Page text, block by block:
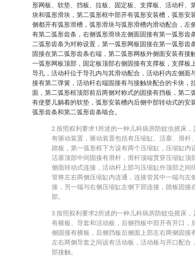
形网板、软垫、挡板、拉板、固定板、支撑板、活动杆、
块和弧形滑块，第二弧形框中部开有弧形安装槽，弧形安
侧都开有弧形滑槽，弧形滑块与弧形滑槽内滑动配合，左
有第二弧形齿条，右侧弧形滑块左侧面固接有第一弧形齿
二弧形齿条为对称设置，第一弧形网板固接在第一弧形齿
固接在第二弧形齿条右端，第二弧形网板外侧面安装有接
一弧形网板顶部，固定板顶部右侧固接有支撑板，支撑板
导孔，活动杆位于导孔内与其滑动配合，活动杆内左侧面
接有第二弹簧，活动杆右端固接有与接触块配合的卡块，
面，第二弧形框顶部前后两侧对称式的固接有挡板，第二
有使婴儿躺着的软垫，弧形安装槽内后侧中部转动式的安
弧形齿条和第二弧形齿条啮合。
2.按照权利要求1所述的一种儿科病房防蚊虫摇床
有驱动装置，驱动装置包括有压缩缸、活塞、滑杆
踏板，第一弧形框下方设有两个压缩缸，压缩缸内
活塞顶部中间固接有滑杆，滑杆顶端贯穿压缩缸顶
侧面转动式连接，活动杆上部与压缩缸外顶部之间
管将左右两侧压缩缸内连通，连接管其中一端与左
接，另一端与右侧压缩缸左侧下部连接，踏板固接
部。
3.按照权利要求2所述的一种儿科病房防蚊虫摇床
有横板、导套和活动板，后侧挡板中部开有开口，
侧固接有横板，后侧挡板后侧面上部左右两侧固接
左右两侧导套之间设有活动板，活动板与开口配合
部接触。